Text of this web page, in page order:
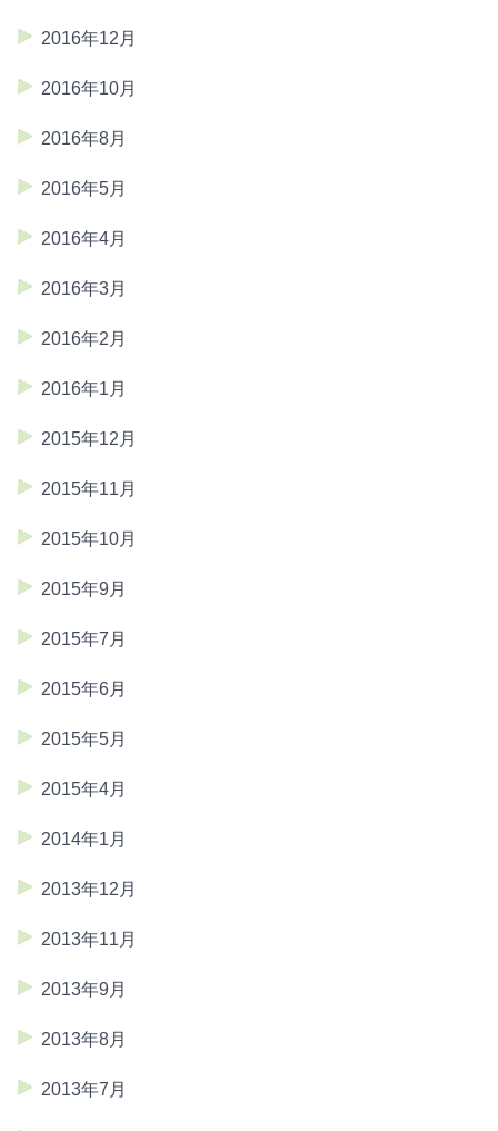
2016年12月
2016年10月
2016年8月
2016年5月
2016年4月
2016年3月
2016年2月
2016年1月
2015年12月
2015年11月
2015年10月
2015年9月
2015年7月
2015年6月
2015年5月
2015年4月
2014年1月
2013年12月
2013年11月
2013年9月
2013年8月
2013年7月